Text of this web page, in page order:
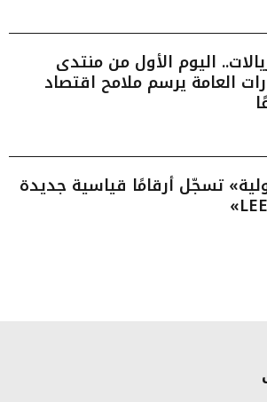
اليوم الأول من منتدى
العامة يرسم ملامح اقتصاد
تسجّل أرقامًا قياسية جديدة